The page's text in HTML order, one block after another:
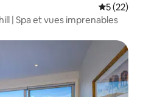
5 (22)
| Spa et vues imprenables